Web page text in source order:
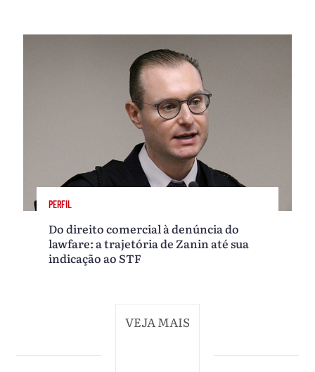
PERFIL
Do direito comercial à denúncia do
lawfare: a trajetória de Zanin até sua
indicação ao STF
VEJA MAIS